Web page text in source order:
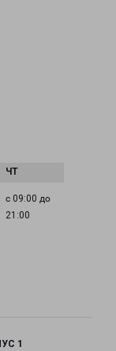
с 09:00 до
21:00
1